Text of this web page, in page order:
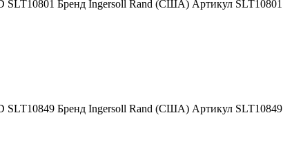
Бренд Ingersoll Rand (США) Артикул SLT10801
SLT10849 Бренд Ingersoll Rand (США) Артикул SLT10849